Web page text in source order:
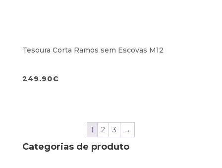
Tesoura Corta Ramos sem Escovas M12
249.90€
1 2 3 →
Categorias de produto